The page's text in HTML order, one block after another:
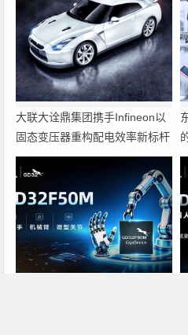
大联大诠鼎集团携手Infineon以
固态变压器重构配电效率新标杆